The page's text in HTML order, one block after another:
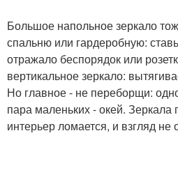
Большое напольное зеркало
спальню или гардеробную:
отражало беспорядок или
вертикальное зеркало:
Но главное - не переборщи:
пара маленьких - окей. Зеркала
интерьер ломается, и взгляд не